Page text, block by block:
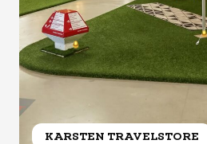
KARSTEN TRAVELSTORE